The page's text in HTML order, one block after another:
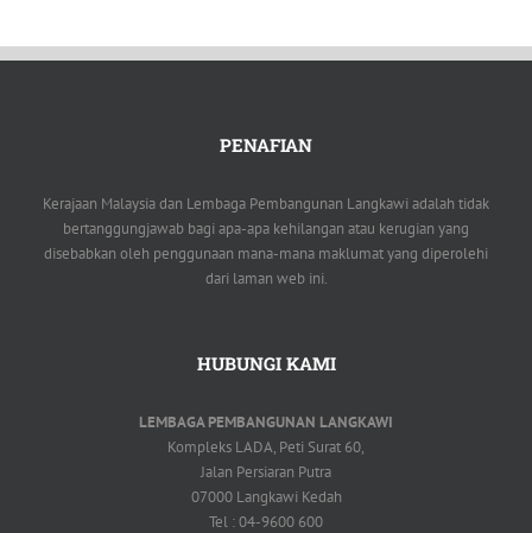
PENAFIAN
Kerajaan Malaysia dan Lembaga Pembangunan Langkawi adalah tidak
bertanggungjawab bagi apa-apa kehilangan atau kerugian yang
disebabkan oleh penggunaan mana-mana maklumat yang diperolehi
dari laman web ini.
HUBUNGI KAMI
LEMBAGA PEMBANGUNAN LANGKAWI
Kompleks LADA, Peti Surat 60,
Jalan Persiaran Putra
07000 Langkawi Kedah
Tel : 04-9600 600